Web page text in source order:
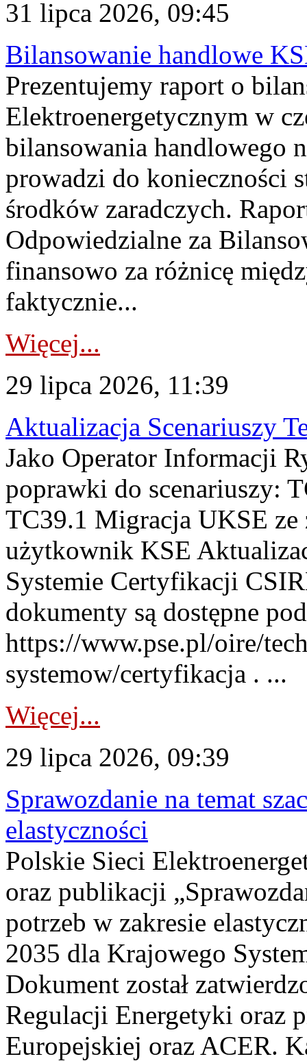
31 lipca 2026, 09:45
Bilansowanie handlowe
Prezentujemy raport o
Elektroenergetycznym w
bilansowania handlowego
prowadzi do konieczności
środków zaradczych.
Odpowiedzialne za
finansowo za różnicę
faktycznie...
Więcej...
29 lipca 2026, 11:39
Aktualizacja Scenariuszy
Jako Operator Informacji
poprawki do scenariuszy:
TC39.1 Migracja UKSE
użytkownik KSE
Systemie Certyfikacji
dokumenty są dostępne
https://www.pse.pl/oire/
systemow/certyfikacja . ...
Więcej...
29 lipca 2026, 09:39
Sprawozdanie na temat
elastyczności
Polskie Sieci
oraz publikacji
potrzeb w zakresie
2035 dla Krajowego
Dokument został
Regulacji Energetyki oraz
Europejskiej oraz ACER.